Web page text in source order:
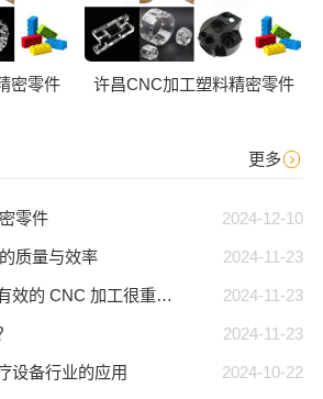
密零件 许昌CNC加工塑料精密零件
更多
2024-12-10
零件
2024-11-23
质量与效率
2024-11-23
为什么切削液对于有效的 CNC 加工很重要？
2024-11-23
2024-10-22
设备行业的应用